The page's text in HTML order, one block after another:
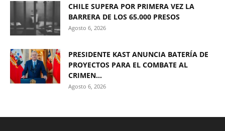
CHILE SUPERA POR PRIMERA VEZ LA
BARRERA DE LOS 65.000 PRESOS
Agosto 6, 2026
PRESIDENTE KAST ANUNCIA BATERÍA DE
PROYECTOS PARA EL COMBATE AL
CRIMEN...
Agosto 6, 2026